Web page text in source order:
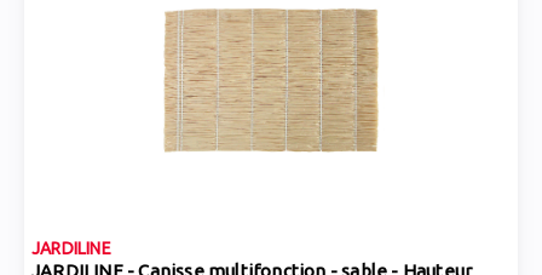
JARDILINE
JARDILINE - Canisse multifonction - sable - Hauteur